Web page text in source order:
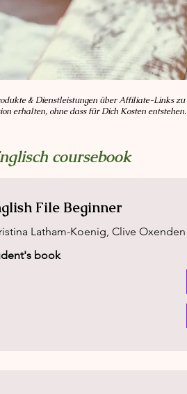
& Dienstleistungen über Affiliate-Links zu
erhalten, ohne dass für Dich Kostenentstehen.
coursebook
File Beginner
Latham-Koenig, Clive
book